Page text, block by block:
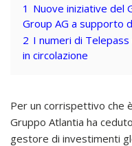
1 Nuove iniziative del
Group AG a supporto
2 I numeri di
in circolazione
Per un corrispettivo che
Gruppo Atlantia ha
gestore di investimenti